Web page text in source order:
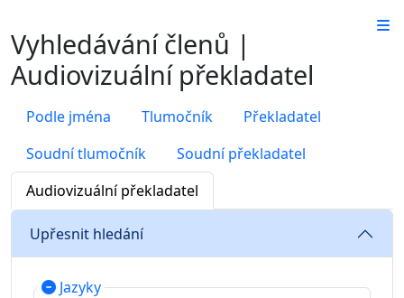
Vyhledávání členů |
Audiovizuální překladatel
Podle jména Tlumočník
Překladatel
Soudní tlumočník
Soudní překladatel
Audiovizuální překladatel
Upřesnit hledání
Jazyky